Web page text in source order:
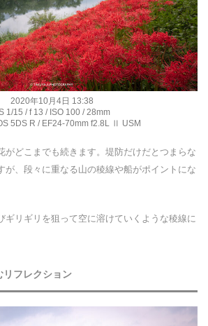
2020年10月4日 13:38
1/15 / f 13 / ISO 100 / 28mm
5DS R / EF24-70mm f2.8L Ⅱ USM
がどこまでも続きます。堤防だけだとつまらな
が、段々に重なる山の稜線や船がポイントにな
ギリギリを狙って空に溶けていくような稜線に
フレクション